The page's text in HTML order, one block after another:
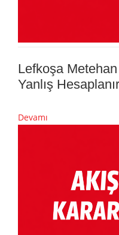
Lefkoşa
Yanlış Hesaplanır
Devamı